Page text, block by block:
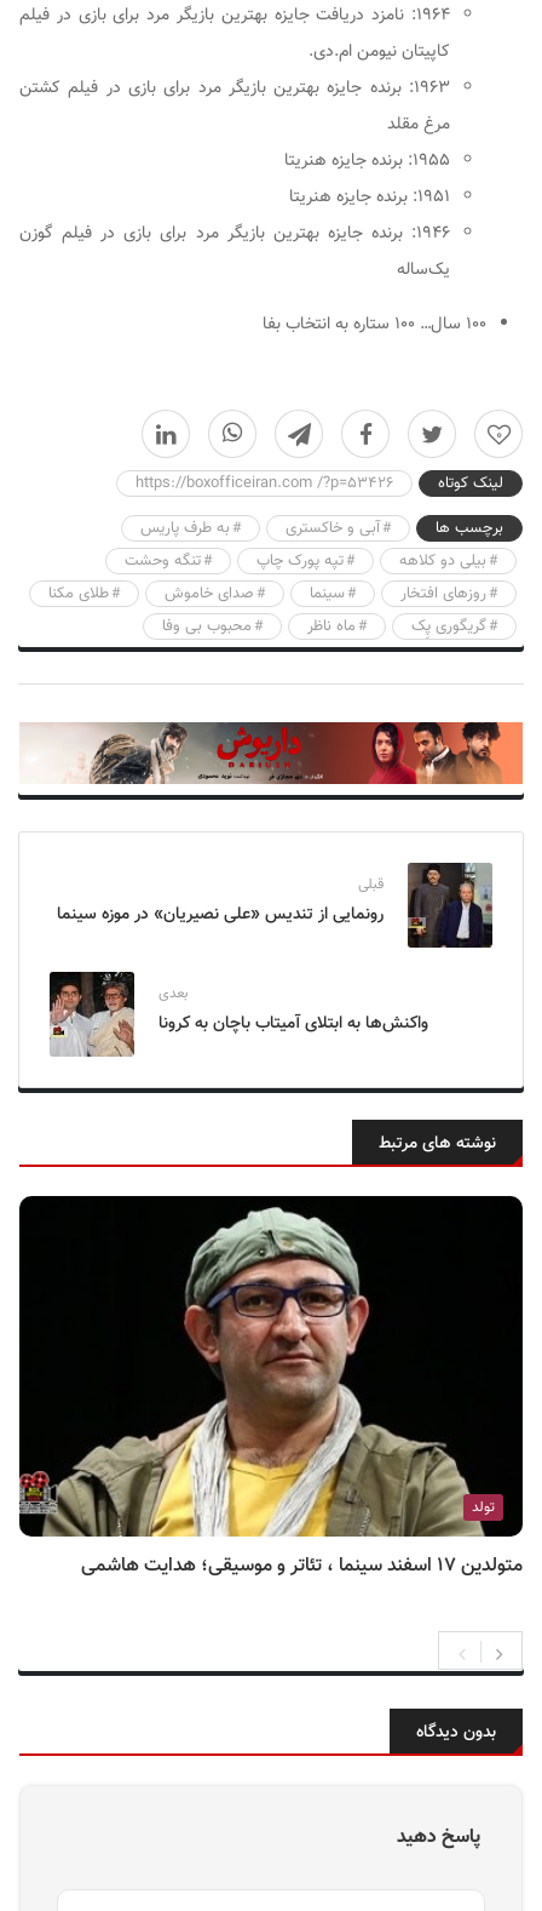
۱۹۶۴: نامزد دریافت جایزه بهترین بازیگر مرد برای بازی در فیلم
کاپیتان نیومن ام.دی.
۱۹۶۳: برنده جایزه بهترین بازیگر مرد برای بازی در فیلم کشتن
مرغ مقلد
۱۹۵۵: برنده جایزه هنریتا
۱۹۵۱: برنده جایزه هنریتا
۱۹۴۶: برنده جایزه بهترین بازیگر مرد برای بازی در فیلم گوزن
یک‌ساله
۱۰۰ سال… ۱۰۰ ستاره به انتخاب بفا
0
لینک کوتاه
https://boxofficeiran.com /?p=53426
برچسب ها
آبی و خاکستری
به طرف پاریس
بیلی دو کلاهه
تپه پورک چاپ
تنگه وحشت
روزهای افتخار
سینما صدای خاموش
طلای مکنا
گریگوری پِک
ماه ناظر محبوب بی وفا
قبلی
رونمایی از تندیس «علی نصیریان» در موزه سینما
بعدی
واکنش‌ها به ابتلای آمیتاب باچان به کرونا
نوشته های مرتبط
تولد
متولدین ۱۷ اسفند سینما ، تئاتر و موسیقی؛ هدایت هاشمی
بدون دیدگاه
پاسخ دهید